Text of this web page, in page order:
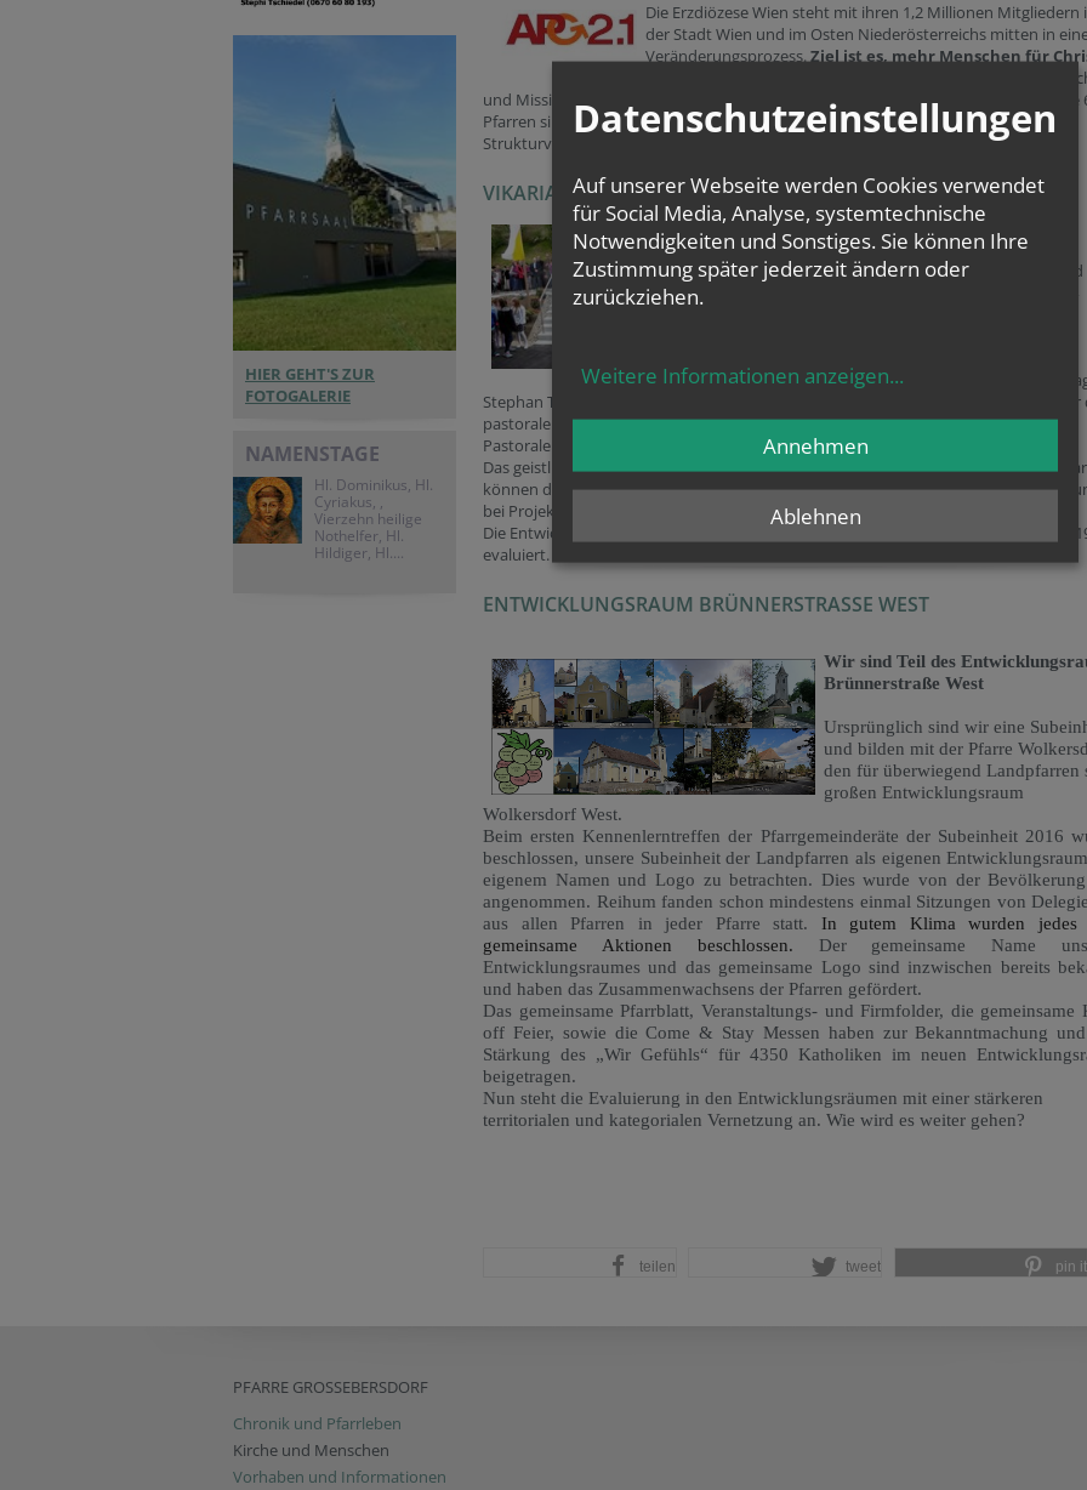
HIER GEHT'S ZUR
FOTOGALERIE
NAMENSTAGE
Hl. Dominikus, Hl.
Cyriakus, ,
Vierzehn heilige
Nothelfer, Hl.
Hildiger, Hl....
Die Erzdiözese Wien steht mit ihren 1,2 Millionen Mitgliedern
der Stadt Wien und im Osten Niederösterreichs mitten in
Veränderungsprozess.Ziel ist es, mehr Menschen für
Daher wird der inhaltliche Fokus auf
und Mission gelegt, sowie auf eine neue Struktur der Pfarren und Dienststellen. Alle
Pfarren sind seit 2015 in Entwicklungsräume aufgeteilt. Bis 2022 soll die
Strukturveränderung für alle Pfarren festgelegt sein. Wir arbeiten mit!
VIKARIAT UNTER DEM MANHARTSBERG
Wir sind Teil des Vikariat Nord
Es ist eines von 3 Vikariaten der Erzdiözese Wien und
Seit 1. September 2012 hat Weihbischof Dipl.-Ing.
Stephan Turnovszky das Amt des Bischofsvikars inne. Dem Bischofsvikar stehen für
pastorale Planung und Umsetzung im Vikariat die beiden gewählten Gremien, der
Pastorale Vikariatsrat (Laien) und die Dechantenkonferenz (Priester) zur Seite.
Das geistliches Zentrum des Vikariats ist das Bildungshaus Großrußbach. Wir als
können dort an dem reichhaltigen Bildungsprogramm teilnehmen und
bei Projekten in der Pfarre erhalten.
Die Entwicklungsräume werden im Rahmen der laufenden Strukturreform 2018/
evaluiert. Nächstes Ziel ist eine verstärkte Zusammenarbeit in Pfarrverbänden.
ENTWICKLUNGSRAUM BRÜNNERSTRASSE WEST
Wir sind Teil des
Brünnerstraße West
Ursprünglich sind wir eine
und bilden mit der Pfarre
den für überwiegend Landpfarren
großen Entwicklungsraum
Wolkersdorf West.
Beim ersten Kennenlerntreffen der Pfarrgemeinderäte der Subeinheit 2016
beschlossen, unsere Subeinheit der Landpfarren als eigenen
eigenem Namen und Logo zu betrachten. Dies wurde von der
angenommen. Reihum fanden schon mindestens einmal Sitzungen von
aus allen Pfarren in jeder Pfarre statt. In gutem Klima wurden jedes
gemeinsame Aktionen beschlossen. Der gemeinsame Name
Entwicklungsraumes und das gemeinsame Logo sind inzwischen bereits
und haben das Zusammenwachsens der Pfarren gefördert.
Das gemeinsame Pfarrblatt, Veranstaltungs- und Firmfolder, die gemeinsame
off Feier, sowie die Come & Stay Messen haben zur Bekanntmachung
Stärkung des „Wir Gefühls“ für 4350 Katholiken im neuen
beigetragen.
Nun steht die Evaluierung in den Entwicklungsräumen mit einer stärkeren
territorialen und kategorialen Vernetzung an. Wie wird es weiter gehen?
teilen tweet pin it
PFARRE GROSSEBERSDORF
Chronik und Pfarrleben
Kirche und Menschen
Vorhaben und Informationen
Datenschutzeinstellungen
Auf unserer Webseite werden Cookies verwendet
für Social Media, Analyse, systemtechnische
Notwendigkeiten und Sonstiges. Sie können Ihre
Zustimmung später jederzeit ändern oder
zurückziehen.
Weitere Informationen anzeigen...
Ablehnen
Annehmen